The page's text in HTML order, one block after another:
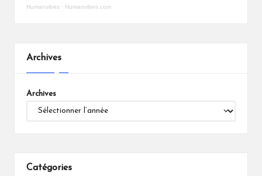
Humanvibes · Humanvibes.com
Archives
Archives
Catégories